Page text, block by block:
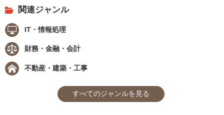
関連ジャンル
IT・情報処理
財務・金融・会計
不動産・建築・工事
すべてのジャンルを見る